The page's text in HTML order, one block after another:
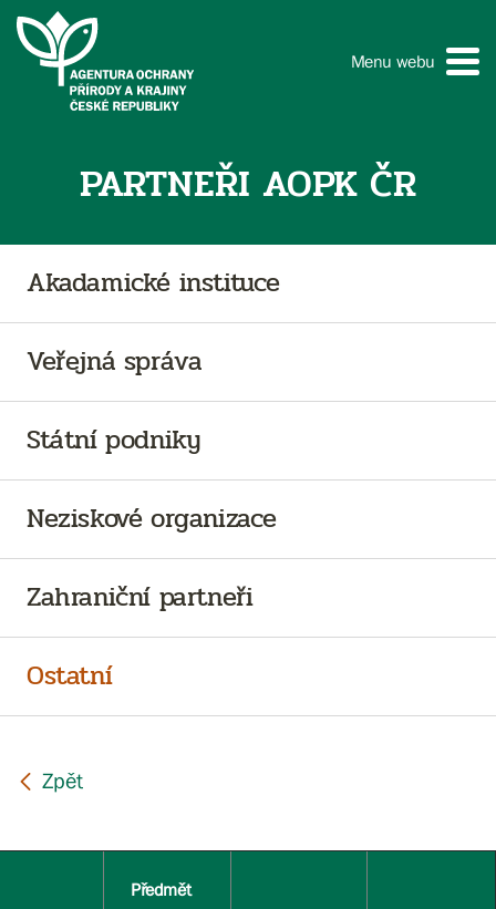
Menu webu
PARTNEŘI AOPK ČR
Akadamické instituce
Veřejná správa
Státní podniky
Neziskové organizace
Zahraniční partneři
Ostatní
Předmět